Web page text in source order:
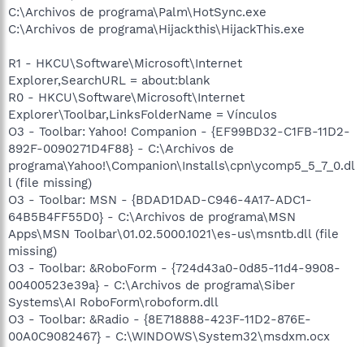
C:\Archivos de programa\Palm\HotSync.exe
C:\Archivos de programa\Hijackthis\HijackThis.exe
R1 - HKCU\Software\Microsoft\Internet
Explorer,SearchURL = about:blank
R0 - HKCU\Software\Microsoft\Internet
Explorer\Toolbar,LinksFolderName = Vínculos
O3 - Toolbar: Yahoo! Companion - {EF99BD32-C1FB-11D2-
892F-0090271D4F88} - C:\Archivos de
programa\Yahoo!\Companion\Installs\cpn\ycomp5_5_7_0.dl
l (file missing)
O3 - Toolbar: MSN - {BDAD1DAD-C946-4A17-ADC1-
64B5B4FF55D0} - C:\Archivos de programa\MSN
Apps\MSN Toolbar\01.02.5000.1021\es-us\msntb.dll (file
missing)
O3 - Toolbar: &RoboForm - {724d43a0-0d85-11d4-9908-
00400523e39a} - C:\Archivos de programa\Siber
Systems\AI RoboForm\roboform.dll
O3 - Toolbar: &Radio - {8E718888-423F-11D2-876E-
00A0C9082467} - C:\WINDOWS\System32\msdxm.ocx